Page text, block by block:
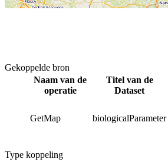
Gekoppelde bron
Naam van de
operatie
Titel van de
Dataset
GetMap biologicalParameter
Type koppeling